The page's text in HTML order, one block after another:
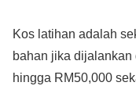
Kos latihan adalah
bahan jika
hingga RM50,000